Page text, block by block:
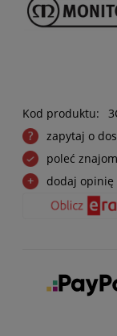
Kod produktu:
zapytaj o
poleć
dodaj opinię